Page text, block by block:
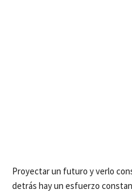
Proyectar un futuro y verlo
detrás hay un esfuerzo